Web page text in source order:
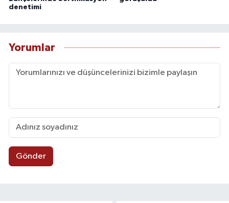
denetimi
Yorumlar
Gönder